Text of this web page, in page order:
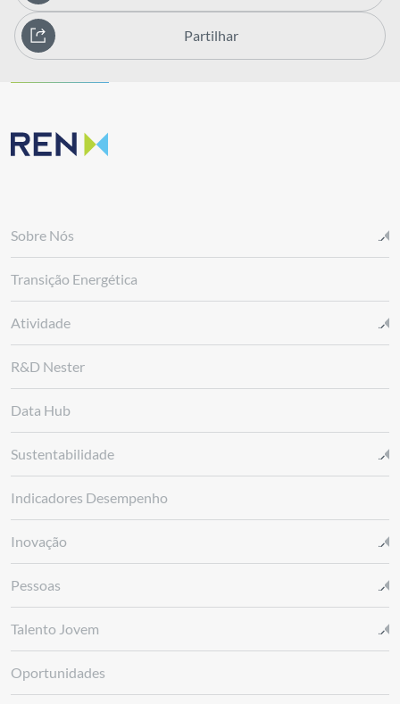
Partilhar
Sobre Nós
Transição Energética
Atividade
R&D Nester
Data Hub
Sustentabilidade
Indicadores Desempenho
Inovação
Pessoas
Talento Jovem
Oportunidades